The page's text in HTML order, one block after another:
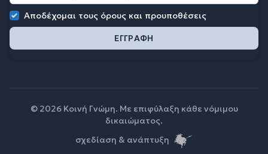
Αποδέχομαι τους όρους και προυποθέσεις
© 2026 Κοινή Γνώμη. Με επιφύλαξη κάθε νόμιμου
δικαιώματος.
σχεδίαση & ανάπτυξη